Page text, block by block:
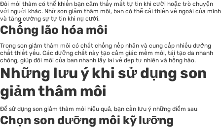
Đôi môi thâm có thể khiến bạn cảm thấy mất tự tin khi cười hoặc trò chuyện
với người khác. Nhờ son giảm thâm môi, bạn có thể cải thiện vẻ ngoài của mình
và tăng cường sự tự tin khi nụ cười.
Chống lão hóa môi
Trong son giảm thâm môi có chất chống nếp nhăn và cung cấp nhiều dưỡng
chất thiết yếu. Các dưỡng chất này tạo cảm giác mềm môi, tái tạo da nhanh
chóng, giúp đôi môi của bạn nhanh lấy lại vẻ đẹp tự nhiên và hồng hào.
Những lưu ý khi sử dụng son
giảm thâm môi
Để sử dụng son giảm thâm môi hiệu quả, bạn cần lưu ý những điểm sau
Chọn son dưỡng môi kỹ lưỡng